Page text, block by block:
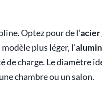
Optez pour de l’acier
plus léger, l’
de charge. Le diamètre
chambre ou un salon.